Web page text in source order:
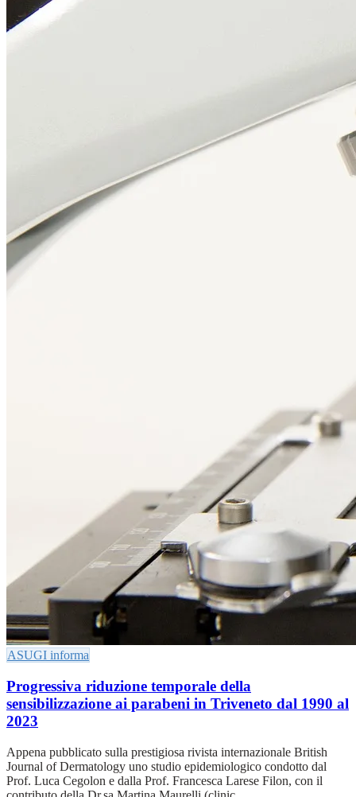
ASUGI informa
Progressiva riduzione temporale della
sensibilizzazione ai parabeni in Triveneto dal 1990 al
2023
Appena pubblicato sulla prestigiosa rivista internazionale British
Journal of Dermatology uno studio epidemiologico condotto dal
Prof. Luca Cegolon e dalla Prof. Francesca Larese Filon, con il